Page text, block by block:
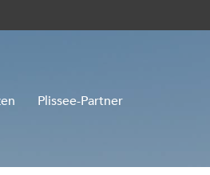
Plissee-Partner